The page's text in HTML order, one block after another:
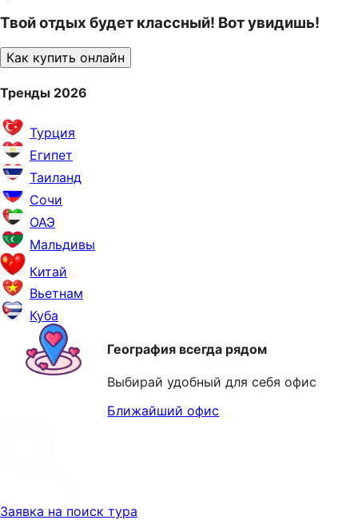
Твой отдых будет классный! Вот увидишь!
Как купить онлайн
Тренды 2026
Турция
Египет
Таиланд
Сочи
ОАЭ
Мальдивы
Китай
Вьетнам
Куба
География всегда рядом
Выбирай удобный для себя офис
Ближайший офис
Заявка на поиск тура